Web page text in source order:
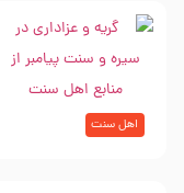
اهل سنت